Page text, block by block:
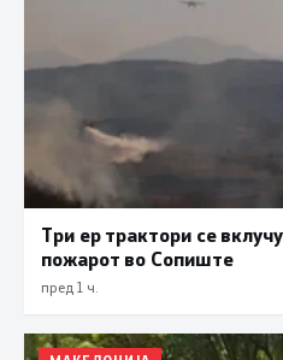
Три ер трактори се
пожарот во Сопиште
пред 1 ч.